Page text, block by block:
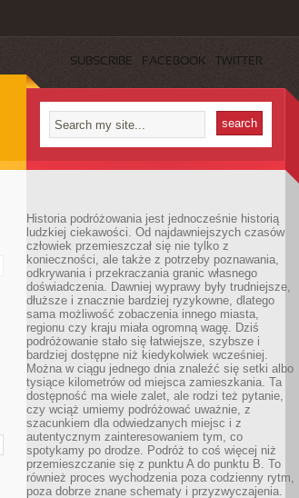
SUBSCRIBE FACEBOOK TWITTER
Historia podróżowania jest jednocześnie historią
ludzkiej ciekawości. Od najdawniejszych czasów
człowiek przemieszczał się nie tylko z
konieczności, ale także z potrzeby poznawania,
odkrywania i przekraczania granic własnego
doświadczenia. Dawniej wyprawy były trudniejsze,
dłuższe i znacznie bardziej ryzykowne, dlatego
sama możliwość zobaczenia innego miasta,
regionu czy kraju miała ogromną wagę. Dziś
podróżowanie stało się łatwiejsze, szybsze i
bardziej dostępne niż kiedykolwiek wcześniej.
Można w ciągu jednego dnia znaleźć się setki albo
tysiące kilometrów od miejsca zamieszkania. Ta
dostępność ma wiele zalet, ale rodzi też pytanie,
czy wciąż umiemy podróżować uważnie, z
szacunkiem dla odwiedzanych miejsc i z
autentycznym zainteresowaniem tym, co
spotykamy po drodze. Podróż to coś więcej niż
przemieszczanie się z punktu A do punktu B. To
również proces wychodzenia poza codzienny rytm,
poza dobrze znane schematy i przyzwyczajenia.